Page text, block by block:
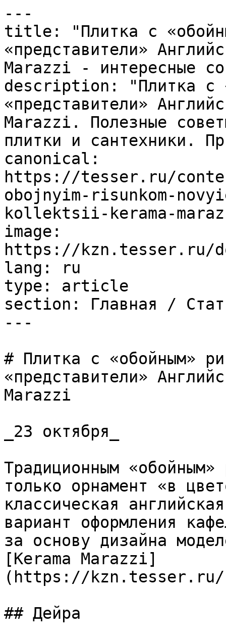
---
title: "Плитка с
«представители»
Marazzi - интересные
description: "Плитка с
«представители»
Marazzi. Полезные
плитки и сантехники.
canonical:
https://tesser.ru/
obojnyim-risunkom-
kollektsii-kerama-
image:
https://kzn.tesser.ru/
lang: ru
type: article
section: Главная /
---
# Плитка с «обойным»
«представители»
Marazzi
_23 октября_
Традиционным
только орнамент «в
классическая
вариант оформления
за основу дизайна
[Kerama Marazzi]
(https://kzn.tesser.ru/
## Дейра